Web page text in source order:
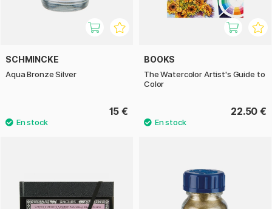
SCHMINCKE
Aqua Bronze Silver
15 €
BOOKS
The Watercolor Artist's Guide to
Color
22.50 €